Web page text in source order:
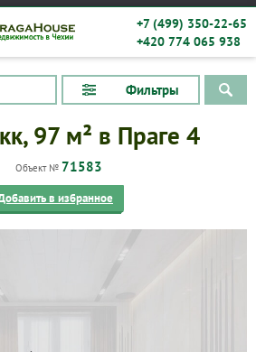
+7 (499) 350-22-65
+420 774 065 938
Фильтры
97 м² в Праге 4
Объект № 71583
в избранное